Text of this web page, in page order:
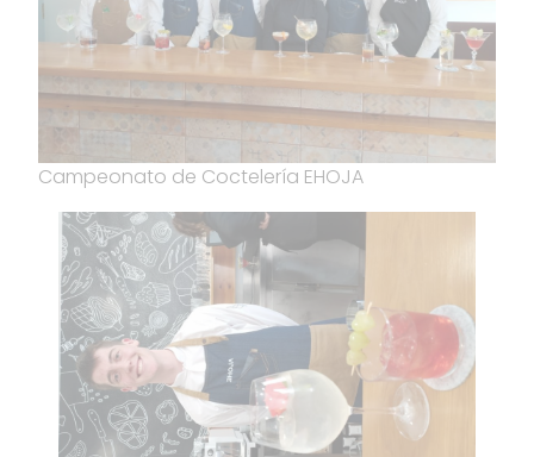
Campeonato de Coctelería EHOJA